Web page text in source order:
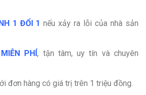
1 ĐỔI 1 nếu xảy ra lỗi của nhà sản
MIỄN PHÍ, tận tâm, uy tín và chuyên
đơn hàng có giá trị trên 1 triệu đồng.